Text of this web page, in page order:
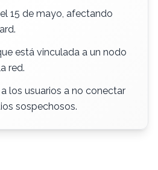
15 de mayo, afectando
está vinculada a un nodo
red.
los usuarios a no conectar
sospechosos.